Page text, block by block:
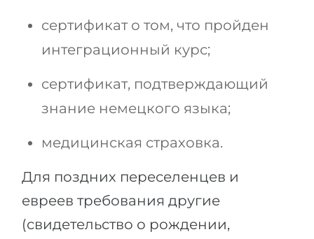
сертификат о том, что пройден
интеграционный курс;
сертификат, подтверждающий
знание немецкого языка;
медицинская страховка.
Для поздних переселенцев и
евреев требования другие
(свидетельство о рождении,